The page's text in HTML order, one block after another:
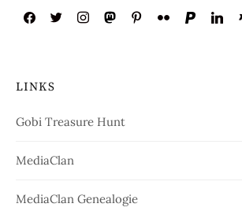
LINKS
Gobi Treasure Hunt
MediaClan
MediaClan Genealogie